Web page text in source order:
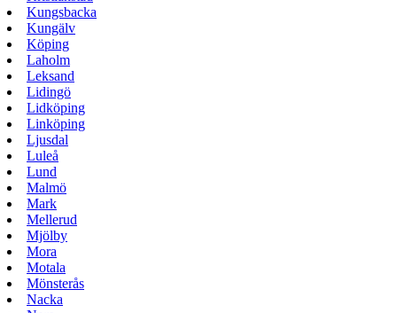
Kungsbacka
Kungälv
Köping
Laholm
Leksand
Lidingö
Lidköping
Linköping
Ljusdal
Luleå
Lund
Malmö
Mark
Mellerud
Mjölby
Mora
Motala
Mönsterås
Nacka